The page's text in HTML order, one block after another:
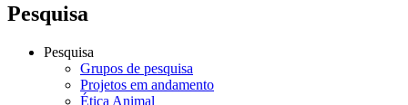
Pesquisa
Pesquisa
Grupos de pesquisa
Projetos em andamento
Ética Animal